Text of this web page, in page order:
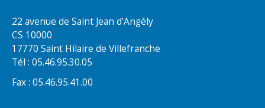
22 avenue de Saint Jean d’Angély
CS 10000
17770 Saint Hilaire de Villefranche
Tél : 05.46.95.30.05
Fax : 05.46.95.41.00